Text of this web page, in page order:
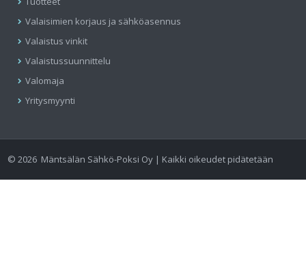
Valaisimien korjaus ja sähköasennus
Valaistus vinkit
Valaistussuunnittelu
Valomaja
Yritysmyynti
©2026 Mäntsälän Sähkö-Poksi Oy | Kaikki oikeudet pidätetään